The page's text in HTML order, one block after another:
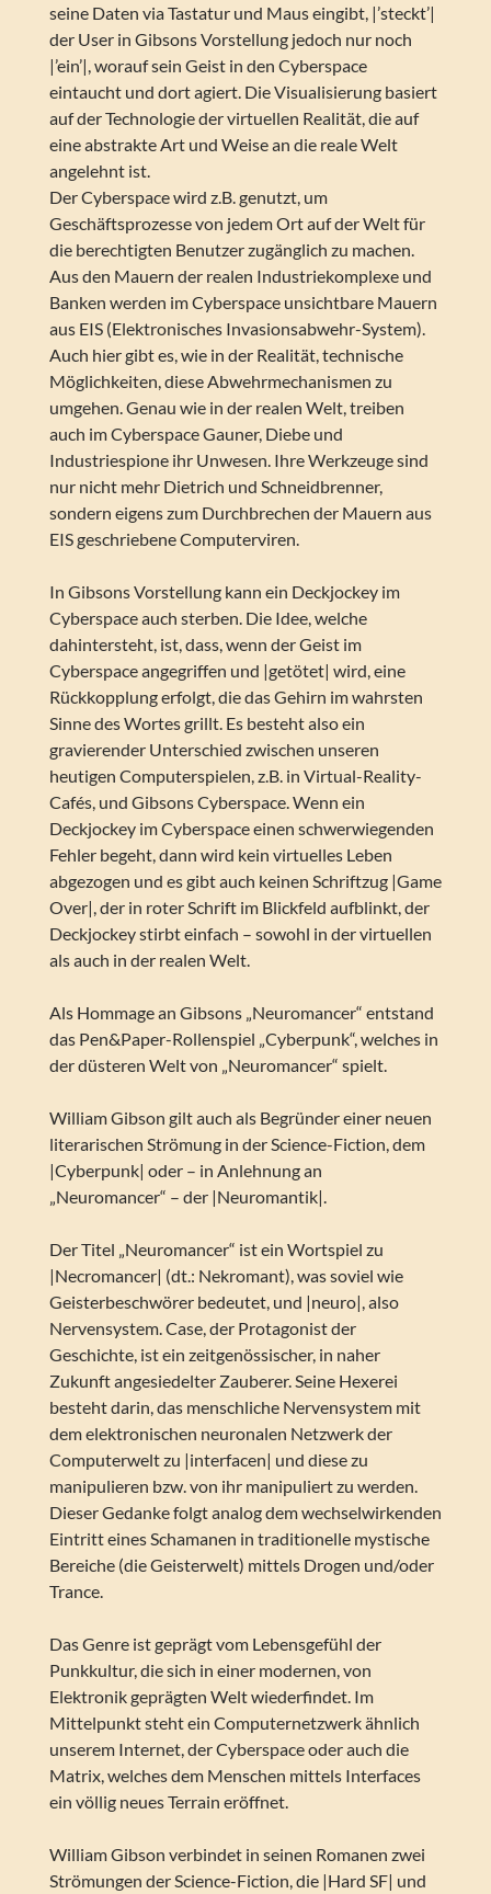
seine Daten via Tastatur und Maus eingibt, |’steckt’|
der User in Gibsons Vorstellung jedoch nur noch
|’ein’|, worauf sein Geist in den Cyberspace
eintaucht und dort agiert. Die Visualisierung basiert
auf der Technologie der virtuellen Realität, die auf
eine abstrakte Art und Weise an die reale Welt
angelehnt ist.
Der Cyberspace wird z.B. genutzt, um
Geschäftsprozesse von jedem Ort auf der Welt für
die berechtigten Benutzer zugänglich zu machen.
Aus den Mauern der realen Industriekomplexe und
Banken werden im Cyberspace unsichtbare Mauern
aus EIS (Elektronisches Invasionsabwehr-System).
Auch hier gibt es, wie in der Realität, technische
Möglichkeiten, diese Abwehrmechanismen zu
umgehen. Genau wie in der realen Welt, treiben
auch im Cyberspace Gauner, Diebe und
Industriespione ihr Unwesen. Ihre Werkzeuge sind
nur nicht mehr Dietrich und Schneidbrenner,
sondern eigens zum Durchbrechen der Mauern aus
EIS geschriebene Computerviren.
In Gibsons Vorstellung kann ein Deckjockey im
Cyberspace auch sterben. Die Idee, welche
dahintersteht, ist, dass, wenn der Geist im
Cyberspace angegriffen und |getötet| wird, eine
Rückkopplung erfolgt, die das Gehirn im wahrsten
Sinne des Wortes grillt. Es besteht also ein
gravierender Unterschied zwischen unseren
heutigen Computerspielen, z.B. in Virtual-Reality-
Cafés, und Gibsons Cyberspace. Wenn ein
Deckjockey im Cyberspace einen schwerwiegenden
Fehler begeht, dann wird kein virtuelles Leben
abgezogen und es gibt auch keinen Schriftzug |Game
Over|, der in roter Schrift im Blickfeld aufblinkt, der
Deckjockey stirbt einfach – sowohl in der virtuellen
als auch in der realen Welt.
Als Hommage an Gibsons „Neuromancer“ entstand
das Pen&Paper-Rollenspiel „Cyberpunk“, welches in
der düsteren Welt von „Neuromancer“ spielt.
William Gibson gilt auch als Begründer einer neuen
literarischen Strömung in der Science-Fiction, dem
|Cyberpunk| oder – in Anlehnung an
„Neuromancer“ – der |Neuromantik|.
Der Titel „Neuromancer“ ist ein Wortspiel zu
|Necromancer| (dt.: Nekromant), was soviel wie
Geisterbeschwörer bedeutet, und |neuro|, also
Nervensystem. Case, der Protagonist der
Geschichte, ist ein zeitgenössischer, in naher
Zukunft angesiedelter Zauberer. Seine Hexerei
besteht darin, das menschliche Nervensystem mit
dem elektronischen neuronalen Netzwerk der
Computerwelt zu |interfacen| und diese zu
manipulieren bzw. von ihr manipuliert zu werden.
Dieser Gedanke folgt analog dem wechselwirkenden
Eintritt eines Schamanen in traditionelle mystische
Bereiche (die Geisterwelt) mittels Drogen und/oder
Trance.
Das Genre ist geprägt vom Lebensgefühl der
Punkkultur, die sich in einer modernen, von
Elektronik geprägten Welt wiederfindet. Im
Mittelpunkt steht ein Computernetzwerk ähnlich
unserem Internet, der Cyberspace oder auch die
Matrix, welches dem Menschen mittels Interfaces
ein völlig neues Terrain eröffnet.
William Gibson verbindet in seinen Romanen zwei
Strömungen der Science-Fiction, die |Hard SF| und